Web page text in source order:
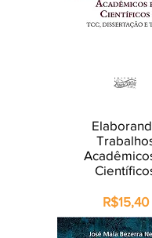
R$15,40